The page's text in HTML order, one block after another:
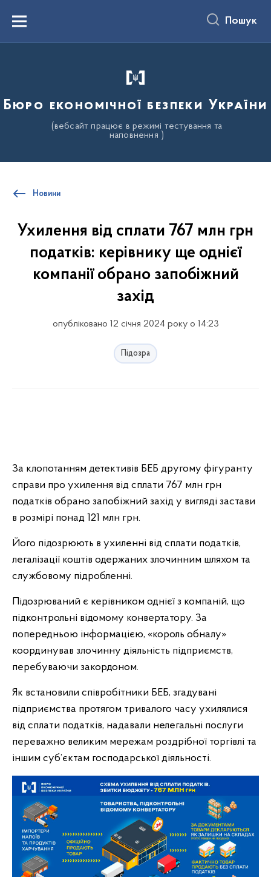
вмістуMenu Пошук
Бюро економічної безпеки України
(вебсайт працює в режимі тестування та
наповнення )
Новини
Ухилення від сплати 767 млн грн
податків: керівнику ще однієї
компанії обрано запобіжний
захід
опубліковано 12 січня 2024 року о 14:23
Підозра
За клопотанням детективів БЕБ другому фігуранту
справи про ухилення від сплати 767 млн грн
податків обрано запобіжний захід у вигляді застави
в розмірі понад 121 млн грн.
Його підозрюють в ухиленні від сплати податків,
легалізації коштів одержаних злочинним шляхом та
службовому підробленні.
Підозрюваний є керівником однієї з компаній, що
підконтрольні відомому конвертатору. За
попередньою інформацією, «король обналу»
координував злочинну діяльність підприємств,
перебуваючи закордоном.
Як встановили співробітники БЕБ, згадувані
підприємства протягом тривалого часу ухилялися
від сплати податків, надавали нелегальні послуги
переважно великим мережам роздрібної торгівлі та
іншим суб’єктам господарської діяльності.